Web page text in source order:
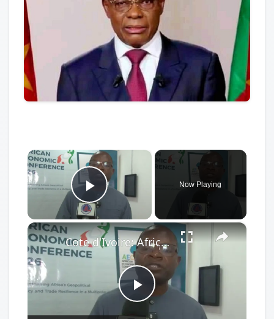
×
Play Video
Now Playing
×
Play
Cote d'Ivoire: African Economic Conference focuses on development opportunities in multipolar world.